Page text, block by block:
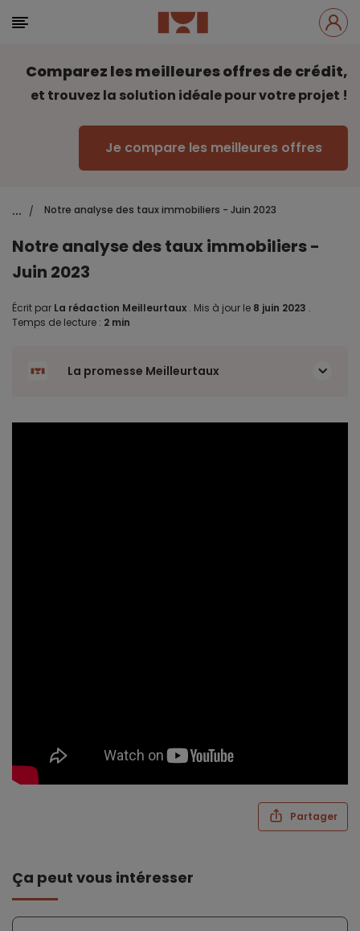
Comparez les meilleures offres de crédit,
et trouvez la solution idéale pour votre projet !
Je compare les meilleures offres
... / Notre analyse des taux immobiliers - Juin 2023
Notre analyse des taux immobiliers -
Juin 2023
Écrit par La rédaction Meilleurtaux . Mis à jour le 8 juin 2023 .
Temps de lecture : 2 min
La promesse Meilleurtaux
Partager
Ça peut vous intéresser